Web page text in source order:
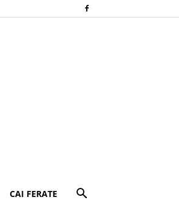
CAI FERATE